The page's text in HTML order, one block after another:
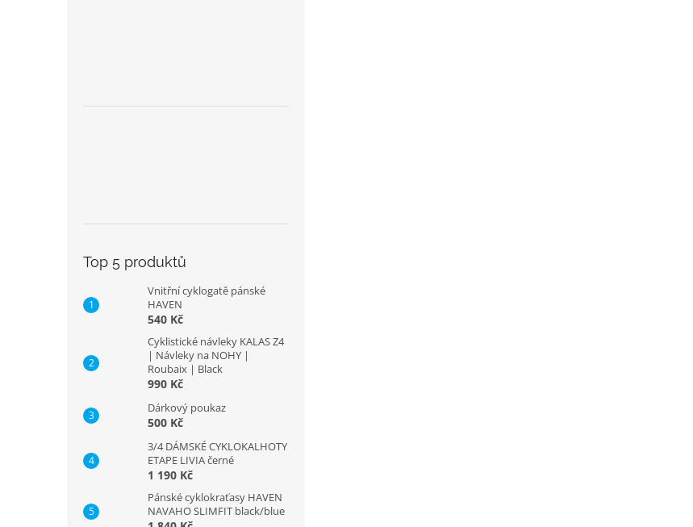
Top 5 produktů
Vnitřní cyklogatě pánské
HAVEN
540 Kč
Cyklistické návleky KALAS Z4
| Návleky na NOHY |
Roubaix | Black
990 Kč
Dárkový poukaz
500 Kč
3/4 DÁMSKÉ CYKLOKALHOTY
ETAPE LIVIA černé
1 190 Kč
Pánské cyklokraťasy HAVEN
NAVAHO SLIMFIT black/blue